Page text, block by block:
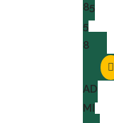
85
5
8
AD
MI